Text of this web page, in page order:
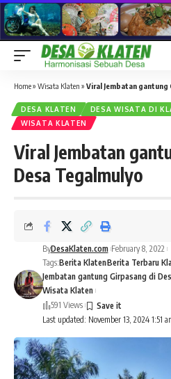
Home» Wisata Klaten » Viral Jembatan gantung
DESA KLATEN DESA WISATA DI
WISATA KLATEN
Viral Jembatan
Desa Tegalmulyo
Last updated: November 13, 2024 1:51
ByDesaKlaten.com February 8, 2022
Tags:Berita KlatenBerita Terbaru
Jembatan gantung Girpasang di
Wisata Klaten
591 Views